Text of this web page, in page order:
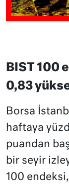
BIST 100
0,83
Borsa
haftaya
puandan
bir seyir
100